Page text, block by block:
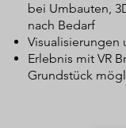
bei Umbauten,
nach Bedarf
Visualisierungen
Erlebnis mit VR
Grundstück